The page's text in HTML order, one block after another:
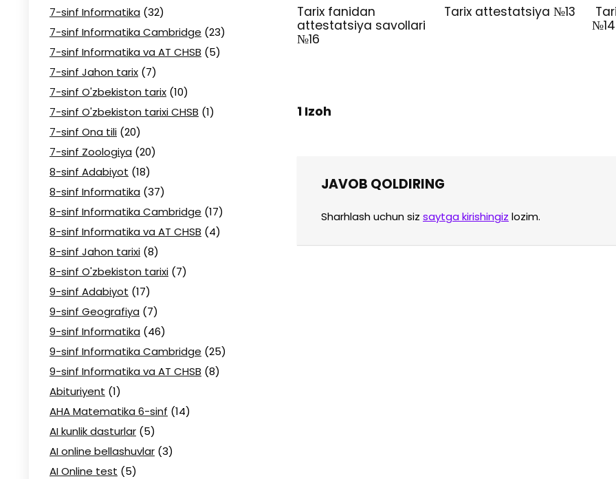
Tarix fanidan
attestatsiya savollari
№16
Tarix attestatsiya №13
№14
1 Izoh
JAVOB QOLDIRING
Sharhlash uchun siz saytga kirishingiz lozim.
7-sinf Informatika (32)
7-sinf Informatika Cambridge (23)
7-sinf Informatika va AT CHSB (5)
7-sinf Jahon tarix (7)
7-sinf O'zbekiston tarix (10)
7-sinf O'zbekiston tarixi CHSB (1)
7-sinf Ona tili (20)
7-sinf Zoologiya (20)
8-sinf Adabiyot (18)
8-sinf Informatika (37)
8-sinf Informatika Cambridge (17)
8-sinf Informatika va AT CHSB (4)
8-sinf Jahon tarixi (8)
8-sinf O'zbekiston tarixi (7)
9-sinf Adabiyot (17)
9-sinf Geografiya (7)
9-sinf Informatika (46)
9-sinf Informatika Cambridge (25)
9-sinf Informatika va AT CHSB (8)
Abituriyent (1)
AHA Matematika 6-sinf (14)
AI kunlik dasturlar (5)
AI online bellashuvlar (3)
AI Online test (5)